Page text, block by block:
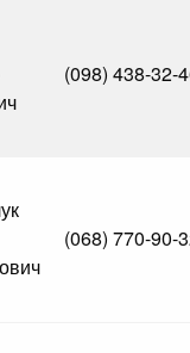
(098) 438-32-
(068) 770-90-